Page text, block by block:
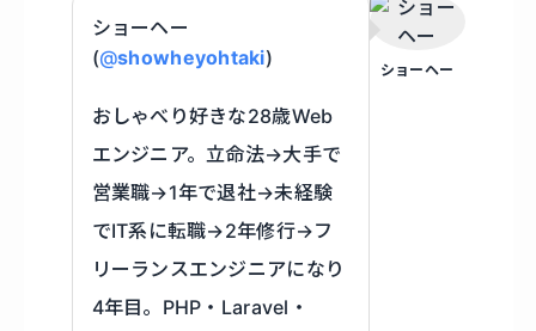
ショーヘー
ショーヘー
(@showheyohtaki)
おしゃべり好きな28歳Web
エンジニア。立命法→大手で
営業職→1年で退社→未経験
でIT系に転職→2年修行→フ
リーランスエンジニアになり
4年目。PHP・Laravel・